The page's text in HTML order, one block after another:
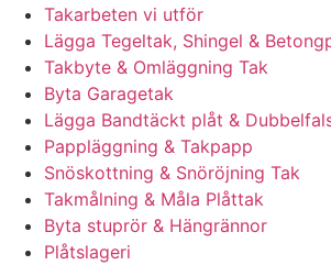
Takarbeten vi utför
Lägga Tegeltak, Shingel &
Takbyte & Omläggning Tak
Byta Garagetak
Lägga Bandtäckt plåt &
Pappläggning & Takpapp
Snöskottning & Snöröjning Tak
Takmålning & Måla Plåttak
Byta stuprör & Hängrännor
Plåtslageri